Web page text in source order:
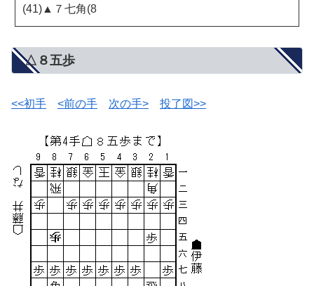
(41)▲７七角(8
△８五歩
<<初手 <前の手 次の手> 投了図>>